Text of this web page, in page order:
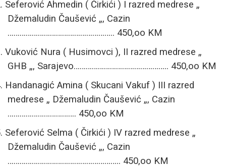
Seferović Ahmedin ( Čirkići ) I razred medrese „
Džemaludin Čaušević „, Cazin
…………………………………………….. 450,oo KM
Vuković Nura ( Husimovci ), II razred medrese „
GHB „, Sarajevo……………………………………….. 450,oo KM
Handanagić Amina ( Skucani Vakuf ) III razred
medrese „ Džemaludin Čaušević „, Cazin
……………………………. 450,oo KM
Seferović Selma ( Čirkići ) IV razred medrese „
Džemaludin Čaušević „, Cazin
……………………………………………….. 450,oo KM